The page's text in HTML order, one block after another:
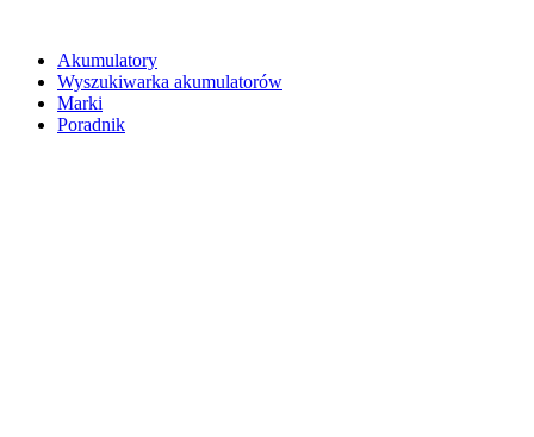
Akumulatory
Wyszukiwarka akumulatorów
Marki
Poradnik